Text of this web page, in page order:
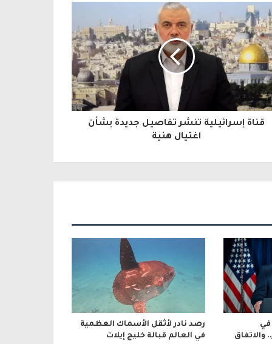
قناة إسرائيلية تنشر تفاصيل جديدة بشأن
اغتيال هنية
في
رصد نادر لأثقل الأسماك العظمية
في العالم قبالة خليج إيلات